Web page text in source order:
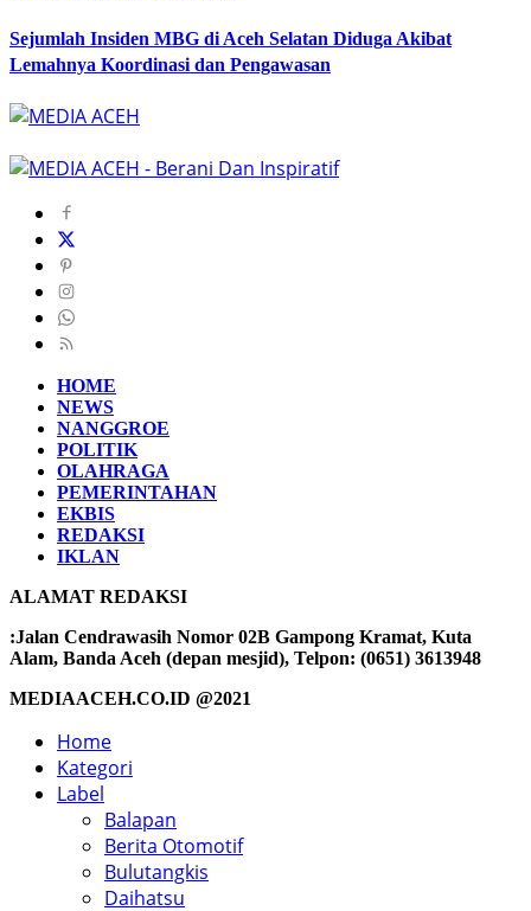
Sejumlah Insiden MBG di Aceh Selatan Diduga Akibat
Lemahnya Koordinasi dan Pengawasan
HOME
NEWS
NANGGROE
POLITIK
OLAHRAGA
PEMERINTAHAN
EKBIS
REDAKSI
IKLAN
ALAMAT REDAKSI
:Jalan Cendrawasih Nomor 02B Gampong Kramat, Kuta
Alam, Banda Aceh (depan mesjid), Telpon: (0651) 3613948
MEDIAACEH.CO.ID @2021
Home
Kategori
Label
Balapan
Berita Otomotif
Bulutangkis
Daihatsu